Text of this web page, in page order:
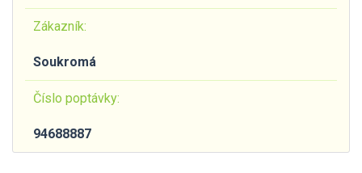
Zákazník:
Soukromá
Číslo poptávky:
94688887